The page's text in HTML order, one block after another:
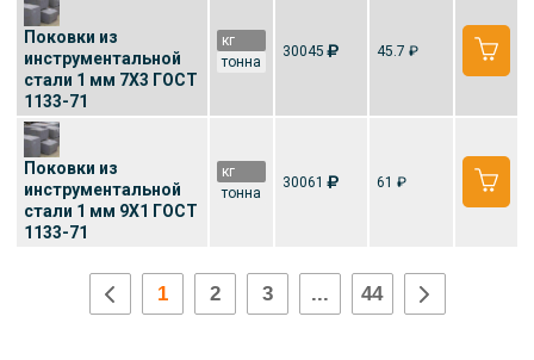
Поковки из
инструментальной
стали 1 мм 7Х3 ГОСТ
1133-71
кг
тонна
30045 45.7 ₽
Поковки из
инструментальной
стали 1 мм 9Х1 ГОСТ
1133-71
кг
тонна
30061 61 ₽
1 2 3 ... 44